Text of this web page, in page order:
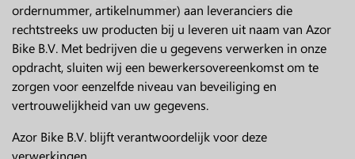
ordernummer, artikelnummer) aan leveranciers die
rechtstreeks uw producten bij u leveren uit naam van Azor
Bike B.V. Met bedrijven die u gegevens verwerken in onze
opdracht, sluiten wij een bewerkersovereenkomst om te
zorgen voor eenzelfde niveau van beveiliging en
vertrouwelijkheid van uw gegevens.
Azor Bike B.V. blijft verantwoordelijk voor deze
verwerkingen.